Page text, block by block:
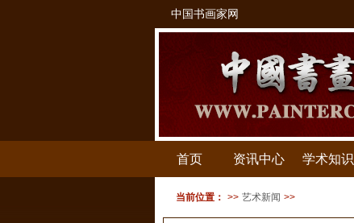
中国书画家网
首页 资讯中心 学术知识
当前位置： >> 艺术新闻 >>